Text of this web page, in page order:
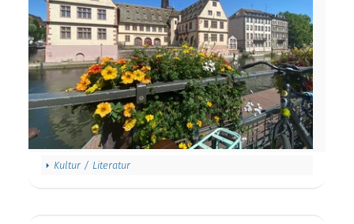
Kultur / Literatur